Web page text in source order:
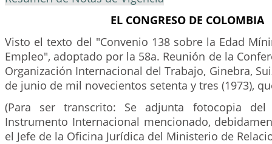
EL CONGRESO DE COLOMBIA
Visto el texto del "Convenio 138 sobre la Edad
Empleo", adoptado por la 58a. Reunión de la
Organización Internacional del Trabajo, Ginebra,
de junio de mil novecientos setenta y tres (1973),
(Para ser transcrito: Se adjunta fotocopia
Instrumento Internacional mencionado,
el Jefe de la Oficina Jurídica del Ministerio de